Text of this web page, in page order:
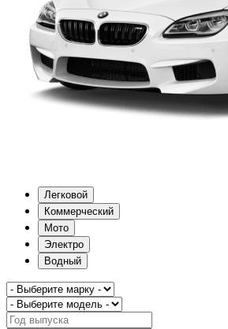
Легковой
Коммерческий
Мото
Электро
Водный